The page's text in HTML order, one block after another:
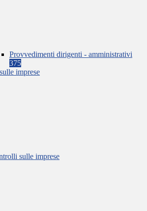
Provvedimenti dirigenti - amministrativi
375
imprese
sulle imprese